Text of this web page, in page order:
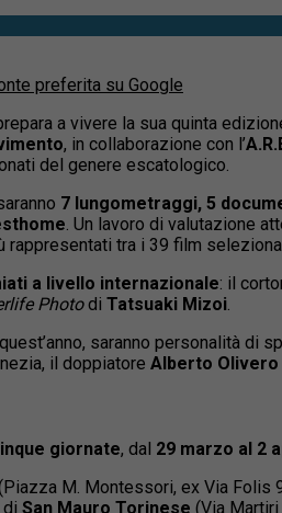
preferita su Google
a vivere la sua quinta
, in collaborazione con l’
del genere escatologico.
7 lungometraggi, 5
. Un lavoro di valutazione
rappresentati tra i 39 film
a livello internazionale: il
Photodi Tatsuaki Mizoi.
saranno personalità di
il doppiatore Alberto Olivero
giornate, dal 29 marzo al 2
M. Montessori, ex Via Folis
di San Mauro Torinese (Via